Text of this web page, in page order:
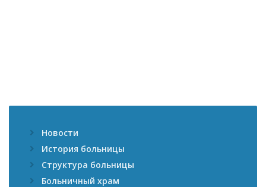
Новости
История больницы
Структура больницы
Больничный храм